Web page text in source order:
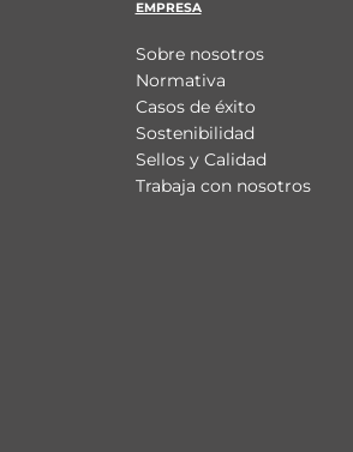
EMPRESA
Sobre nosotros
Normativa
Casos de éxito
Sostenibilidad
Sellos y Calidad
Trabaja con nosotros